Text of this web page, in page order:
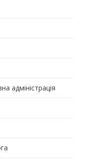
адміністрація